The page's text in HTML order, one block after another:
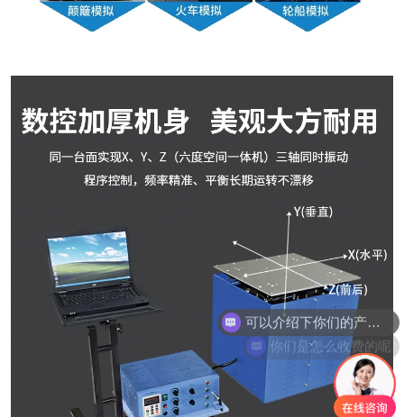
可以介绍下你们的产品么
你们是怎么收费的呢